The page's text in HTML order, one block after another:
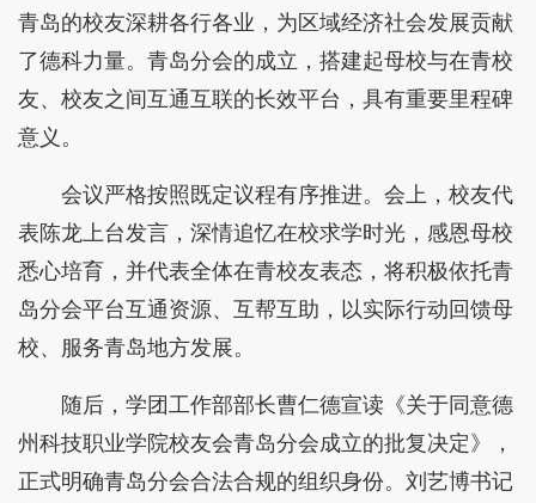
青岛的校友深耕各行各业，为区域经济社会发展贡献
了德科力量。青岛分会的成立，搭建起母校与在青校
友、校友之间互通互联的长效平台，具有重要里程碑
意义。
会议严格按照既定议程有序推进。会上，校友代
表陈龙上台发言，深情追忆在校求学时光，感恩母校
悉心培育，并代表全体在青校友表态，将积极依托青
岛分会平台互通资源、互帮互助，以实际行动回馈母
校、服务青岛地方发展。
随后，学团工作部部长曹仁德宣读《关于同意德
州科技职业学院校友会青岛分会成立的批复决定》，
正式明确青岛分会合法合规的组织身份。刘艺博书记